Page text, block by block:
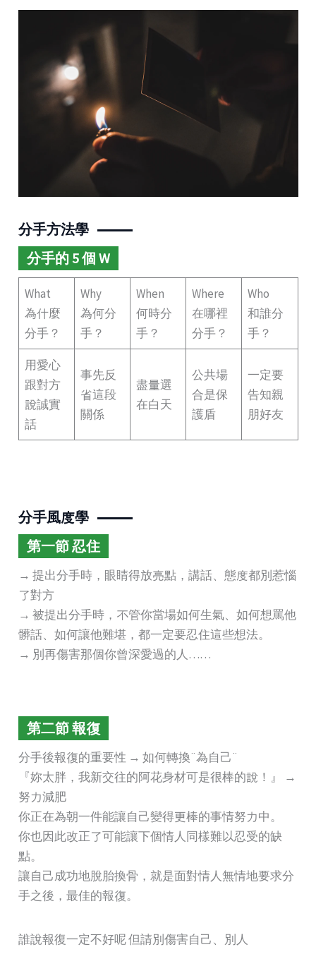
分手方法學
分手的 5 個 W
What
為什麼
分手？
Why
為何分
手？
When
何時分
手？
Where
在哪裡
分手？
Who
和誰分
手？
用愛心
跟對方
說誠實
話
事先反
省這段
關係
盡量選
在白天
公共場
合是保
護盾
一定要
告知親
朋好友
分手風度學
第一節 忍住
→ 提出分手時，眼睛得放亮點，講話、態度都別惹惱
了對方
→ 被提出分手時，不管你當場如何生氣、如何想罵他
髒話、如何讓他難堪，都一定要忍住這些想法。
→ 別再傷害那個你曾深愛過的人……
第二節 報復
分手後報復的重要性 → 如何轉換¨為自己¨
『妳太胖，我新交往的阿花身材可是很棒的說！』 →
努力減肥
你正在為朝一件能讓自己變得更棒的事情努力中。
你也因此改正了可能讓下個情人同樣難以忍受的缺
點。
讓自己成功地脫胎換骨，就是面對情人無情地要求分
手之後，最佳的報復。
誰說報復一定不好呢 但請別傷害自己、別人